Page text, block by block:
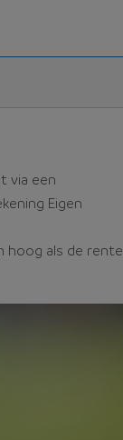
via een
Eigen
hoog als de rente